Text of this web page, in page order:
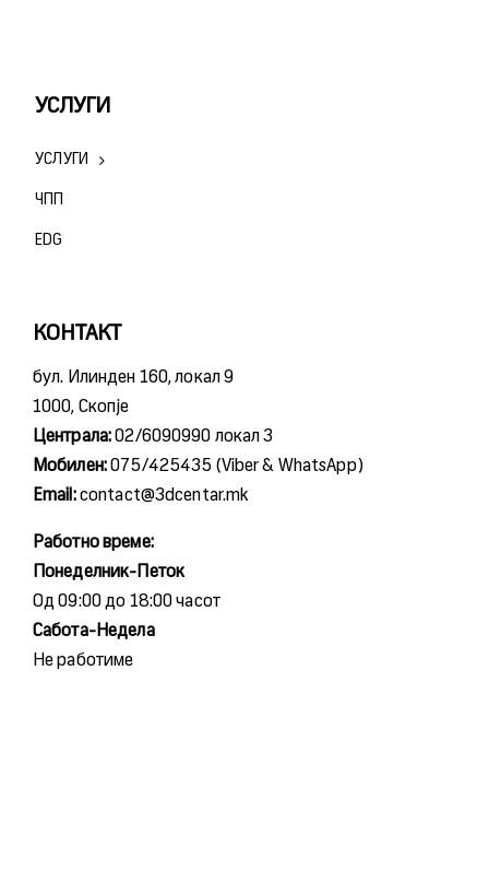
УСЛУГИ
УСЛУГИ
ЧПП
ЕDG
КОНТАКТ
бул. Илинден 160, локал 9
1000, Скопје
Централа:02/6090990 локал 3
Мобилен:075/425435 (Viber & WhatsApp)
Email:contact@3dcentar.mk
Работно време:
Понеделник-Петок
Од 09:00 до 18:00 часот
Сабота-Недела
Не работиме